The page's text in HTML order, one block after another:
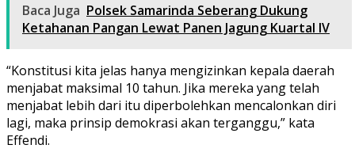
Baca Juga Polsek Samarinda Seberang Dukung
Ketahanan Pangan Lewat Panen Jagung Kuartal IV
“Konstitusi kita jelas hanya mengizinkan kepala daerah
menjabat maksimal 10 tahun. Jika mereka yang telah
menjabat lebih dari itu diperbolehkan mencalonkan diri
lagi, maka prinsip demokrasi akan terganggu,” kata
Effendi.